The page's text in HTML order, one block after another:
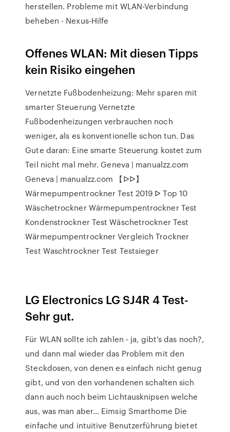
herstellen. Probleme mit WLAN-Verbindung
beheben - Nexus-Hilfe
Offenes WLAN: Mit diesen Tipps
kein Risiko eingehen
Vernetzte Fußbodenheizung: Mehr sparen mit
smarter Steuerung Vernetzte
Fußbodenheizungen verbrauchen noch
weniger, als es konventionelle schon tun. Das
Gute daran: Eine smarte Steuerung kostet zum
Teil nicht mal mehr. Geneva | manualzz.com
Geneva | manualzz.com 【ᐅᐅ】
Wärmepumpentrockner Test 2019 ᐅ Top 10
Wäschetrockner Wärmepumpentrockner Test
Kondenstrockner Test Wäschetrockner Test
Wärmepumpentrockner Vergleich Trockner
Test Waschtrockner Test Testsieger
LG Electronics LG SJ4R 4 Test-
Sehr gut.
Für WLAN sollte ich zahlen - ja, gibt's das noch?,
und dann mal wieder das Problem mit den
Steckdosen, von denen es einfach nicht genug
gibt, und von den vorhandenen schalten sich
dann auch noch beim Lichtausknipsen welche
aus, was man aber… Eimsig Smarthome Die
einfache und intuitive Benutzerführung bietet